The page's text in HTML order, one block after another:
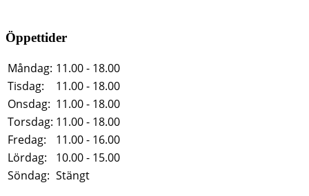
Öppettider
Måndag: 11.00 - 18.00
Tisdag:
11.00 - 18.00
Onsdag: 11.00 - 18.00
Torsdag: 11.00 - 18.00
Fredag:
11.00 - 16.00
Lördag:
10.00 - 15.00
Söndag: Stängt